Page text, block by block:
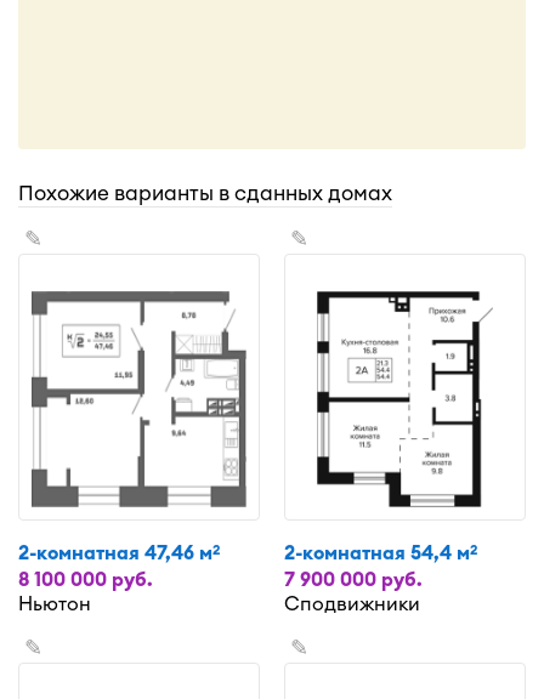
Похожие варианты в сданных домах
✎
2-комнатная 47,46 м2
8 100 000 руб.
Ньютон
✎
2-комнатная 54,4 м2
7 900 000 руб.
Сподвижники
✎ ✎